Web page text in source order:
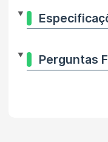
Perguntas